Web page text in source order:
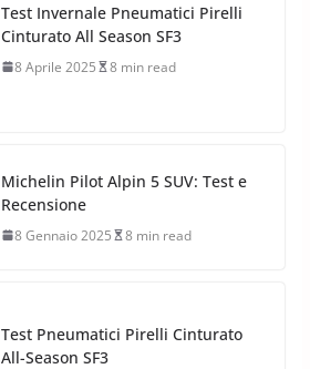
Test Invernale Pneumatici Pirelli
Cinturato All Season SF3
8 Aprile 2025 8 min read
Michelin Pilot Alpin 5 SUV: Test e
Recensione
8 Gennaio 2025 8 min read
Test Pneumatici Pirelli Cinturato
All-Season SF3